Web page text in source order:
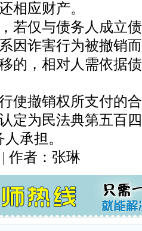
相应财产。
仅与债务人成立债
因诈害行为被撤销
的，相对人需依据
撤销权所支付的合
定为民法典第五百
承担。
作者：张琳